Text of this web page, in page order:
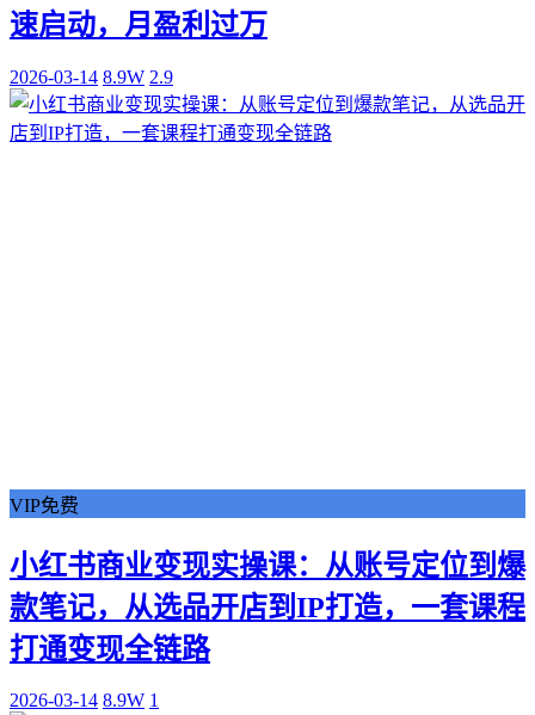
速启动，月盈利过万
2026-03-14 8.9W 2.9
VIP免费
小红书商业变现实操课：从账号定位到爆
款笔记，从选品开店到IP打造，一套课程
打通变现全链路
2026-03-14 8.9W 1